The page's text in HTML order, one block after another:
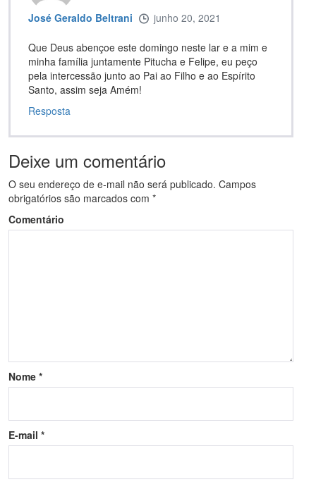
José Geraldo Beltrani junho 20, 2021
Que Deus abençoe este domingo neste lar e a mim e
minha família juntamente Pitucha e Felipe, eu peço
pela intercessão junto ao Pai ao Filho e ao Espírito
Santo, assim seja Amém!
Resposta
Deixe um comentário
O seu endereço de e-mail não será publicado. Campos
obrigatórios são marcados com *
Comentário
Nome *
E-mail *